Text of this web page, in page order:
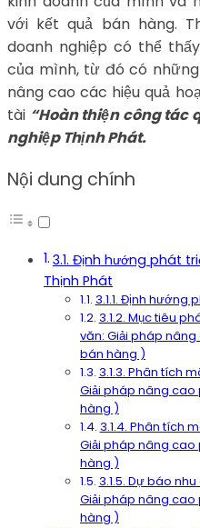
với kết quả bán hàng.
doanh nghiệp có thể
của mình, từ đó có
nâng cao các hiệu quả
tài “Hoàn thiện công tác
nghiệp Thịnh Phát.
Nội dung chính
3.1. Định hướng phát
Thịnh Phát
3.1.1. Định hướng
3.1.2. Mục tiêu
văn: Giải pháp
bán hàng )
3.1.3. Phân tích
Giải pháp nâng cao
hàng )
3.1.4. Phân tích
Giải pháp nâng cao
hàng )
3.1.5. Dự báo
Giải pháp nâng cao
hàng )